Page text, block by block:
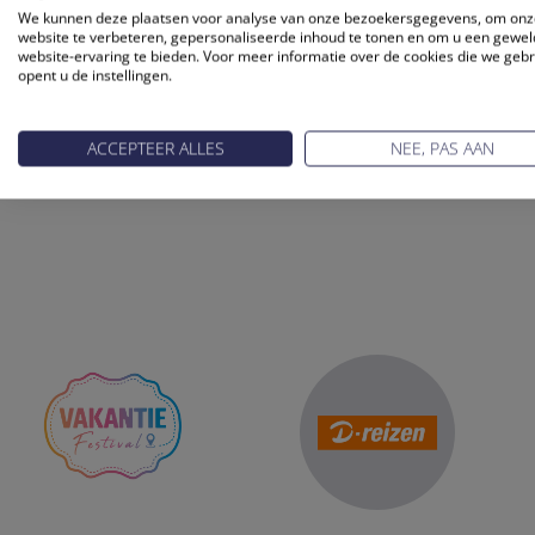
Gerard van den Broek van De Ondernemer. het
onder wie Ali Niknam (Bunq en TransIP), Tijn van
Doets America Tours) waren in de race. Aan het begin
We kunnen deze plaatsen voor analyse van onze bezoekersgegevens, om
website te verbeteren, gepersonaliseerde inhoud te tonen en om u een
website-ervaring te bieden. Voor meer informatie over de cookies die we
opent u de instellingen.
ACCEPTEER ALLES NEE, PAS AAN